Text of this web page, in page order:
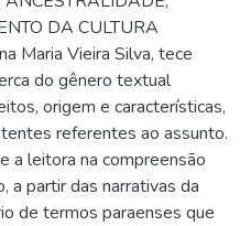
DA CULTURA
Maria Vieira Silva, tece
do gênero textual
origem e características,
referentes ao assunto.
a leitora na compreensão
a partir das narrativas da
de termos paraenses que